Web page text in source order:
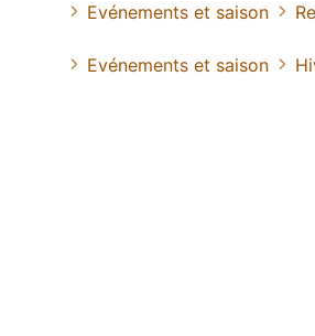
Evénements et saison
Evénements et saison